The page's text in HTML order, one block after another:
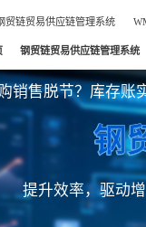
贸链贸易供应链管理系统
钢贸链贸易供应链管理系统
销售脱节？库存账
钢
提升效率，驱动